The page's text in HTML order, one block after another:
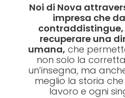
Noi di Nova
impresa che
recuperare una
umana, che
non solo la
un’insegna, ma
meglio la storia
lavoro e ogni